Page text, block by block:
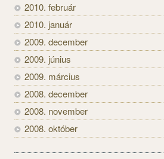
2010. február
2010. január
2009. december
2009. június
2009. március
2008. december
2008. november
2008. október